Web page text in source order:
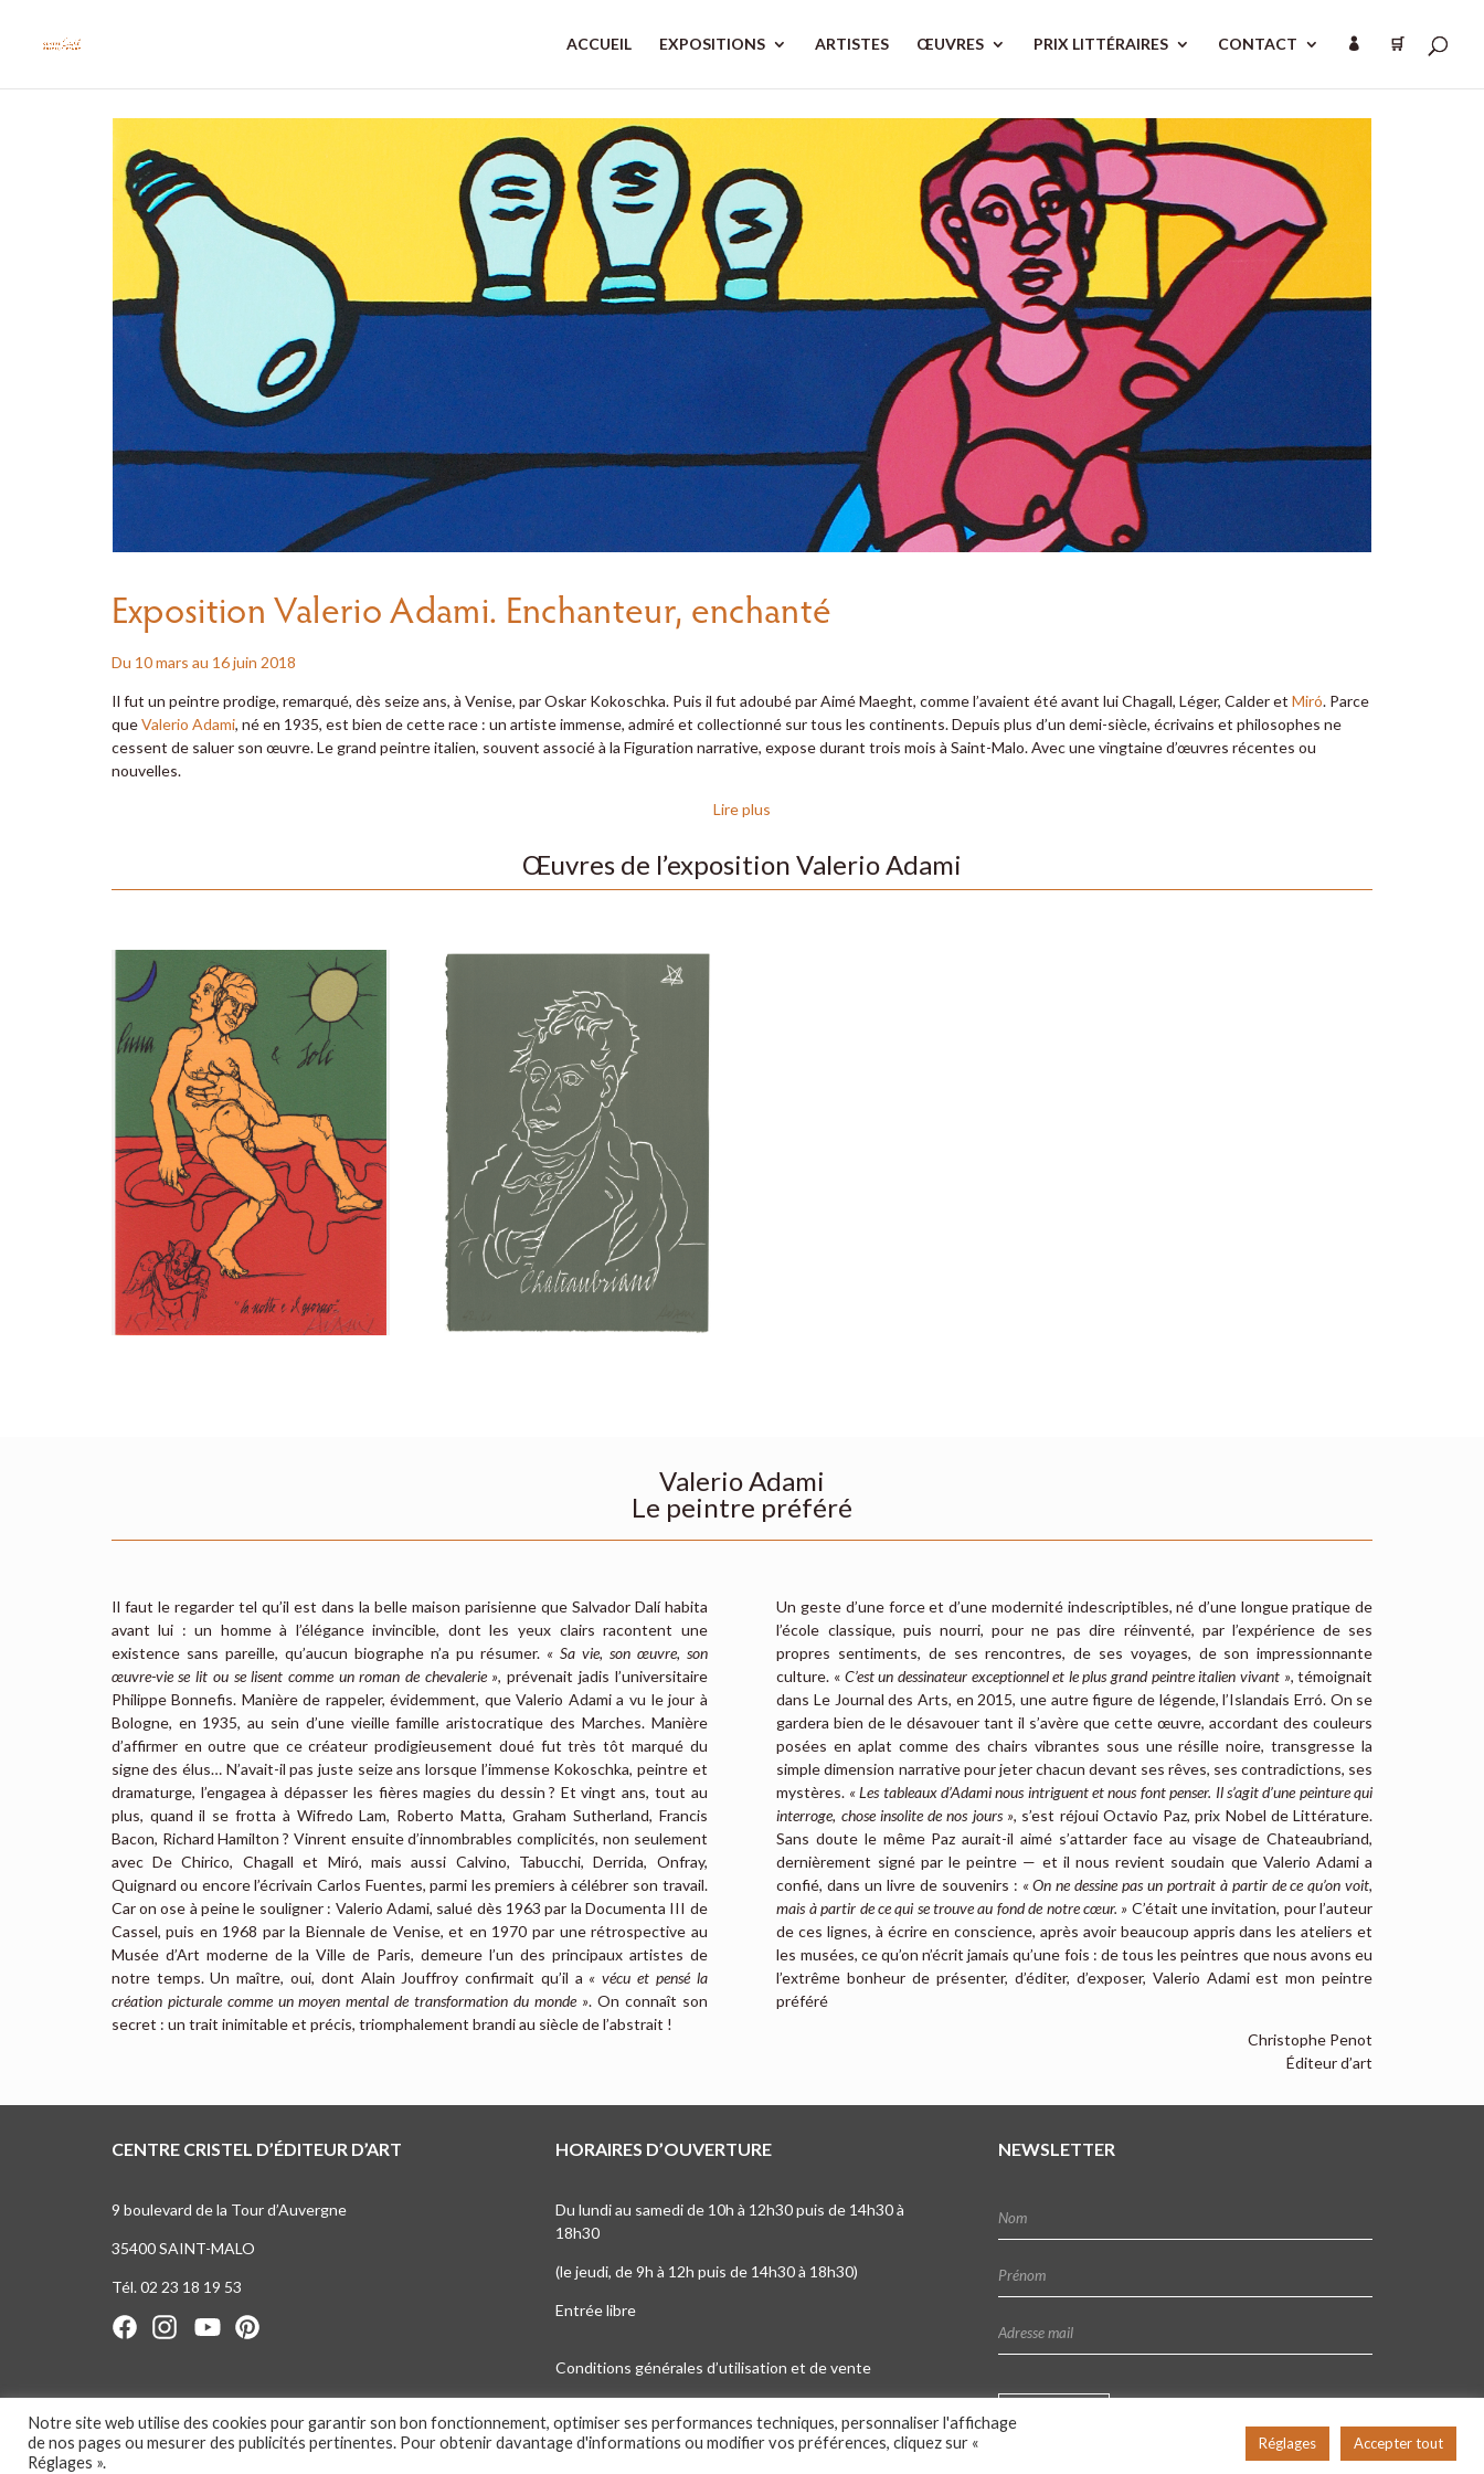
ACCUEIL EXPOSITIONS ARTISTES ŒUVRES PRIX LITTÉRAIRES CONTACT  🛒
Exposition Valerio Adami. Enchanteur, enchanté
Du 10 mars au 16 juin 2018
Il fut un peintre prodige, remarqué, dès seize ans, à Venise, par Oskar Kokoschka. Puis il fut adoubé par Aimé Maeght, comme l’avaient été avant lui Chagall, Léger, Calder et Miró. Parce
queValerio Adami, né en 1935, est bien de cette race : un artiste immense, admiré et collectionné sur tous les continents. Depuis plus d’un demi-siècle, écrivains et philosophes ne
cessent de saluer son œuvre. Le grand peintre italien, souvent associé à la Figuration narrative, expose durant trois mois à Saint-Malo. Avec une vingtaine d’œuvres récentes ou
nouvelles.
Lire plus
Œuvres de l’exposition Valerio Adami
Valerio Adami
Le peintre préféré
Il faut le regarder tel qu’il est dans la belle maison parisienne que Salvador Dalí habita
avant lui : un homme à l’élégance invincible, dont les yeux clairs racontent une
existence sans pareille, qu’aucun biographe n’a pu résumer. « Sa vie, son œuvre, son
œuvre-vie se lit ou se lisent comme un roman de chevalerie », prévenait jadis l’universitaire
Philippe Bonnefis. Manière de rappeler, évidemment, que Valerio Adami a vu le jour à
Bologne, en 1935, au sein d’une vieille famille aristocratique des Marches. Manière
d’affirmer en outre que ce créateur prodigieusement doué fut très tôt marqué du
signe des élus… N’avait-il pas juste seize ans lorsque l’immense Kokoschka, peintre et
dramaturge, l’engagea à dépasser les fières magies du dessin ? Et vingt ans, tout au
plus, quand il se frotta à Wifredo Lam, Roberto Matta, Graham Sutherland, Francis
Bacon, Richard Hamilton ? Vinrent ensuite d’innombrables complicités, non seulement
avec De Chirico, Chagall et Miró, mais aussi Calvino, Tabucchi, Derrida, Onfray,
Quignard ou encore l’écrivain Carlos Fuentes, parmi les premiers à célébrer son travail.
Car on ose à peine le souligner : Valerio Adami, salué dès 1963 par la Documenta III de
Cassel, puis en 1968 par la Biennale de Venise, et en 1970 par une rétrospective au
Musée d’Art moderne de la Ville de Paris, demeure l’un des principaux artistes de
notre temps. Un maître, oui, dont Alain Jouffroy confirmait qu’il a « vécu et pensé la
création picturale comme un moyen mental de transformation du monde ». On connaît son
secret : un trait inimitable et précis, triomphalement brandi au siècle de l’abstrait !
Un geste d’une force et d’une modernité indescriptibles, né d’une longue pratique de
l’école classique, puis nourri, pour ne pas dire réinventé, par l’expérience de ses
propres sentiments, de ses rencontres, de ses voyages, de son impressionnante
culture. « C’est un dessinateur exceptionnel et le plus grand peintre italien vivant », témoignait
dans Le Journal des Arts, en 2015, une autre figure de légende, l’Islandais Erró. On se
gardera bien de le désavouer tant il s’avère que cette œuvre, accordant des couleurs
posées en aplat comme des chairs vibrantes sous une résille noire, transgresse la
simple dimension narrative pour jeter chacun devant ses rêves, ses contradictions, ses
mystères. « Les tableaux d’Adami nous intriguent et nous font penser. Il s’agit d’une peinture qui
interroge, chose insolite de nos jours », s’est réjoui Octavio Paz, prix Nobel de Littérature.
Sans doute le même Paz aurait-il aimé s’attarder face au visage de Chateaubriand,
dernièrement signé par le peintre — et il nous revient soudain que Valerio Adami a
confié, dans un livre de souvenirs : « On ne dessine pas un portrait à partir de ce qu’on voit,
mais à partir de ce qui se trouve au fond de notre cœur. » C’était une invitation, pour l’auteur
de ces lignes, à écrire en conscience, après avoir beaucoup appris dans les ateliers et
les musées, ce qu’on n’écrit jamais qu’une fois : de tous les peintres que nous avons eu
l’extrême bonheur de présenter, d’éditer, d’exposer, Valerio Adami est mon peintre
préféré
Christophe Penot
Éditeur d’art
CENTRE CRISTEL D’ÉDITEUR D’ART
9 boulevard de la Tour d’Auvergne
35400 SAINT-MALO
Tél. 02 23 18 19 53
HORAIRES D’OUVERTURE
Du lundi au samedi de 10h à 12h30 puis de 14h30 à
18h30
(le jeudi, de 9h à 12h puis de 14h30 à 18h30)
Entrée libre
Conditions générales d’utilisation et de vente
NEWSLETTER
Notre site web utilise des cookies pour garantir son bon fonctionnement, optimiser ses performances techniques, personnaliser l'affichage
de nos pages ou mesurer des publicités pertinentes. Pour obtenir davantage d'informations ou modifier vos préférences, cliquez sur «
Réglages ».
Réglages Accepter tout